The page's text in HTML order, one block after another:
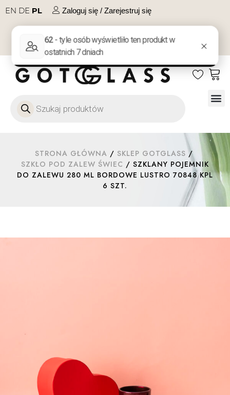
EN DE PL Zaloguj się / Zarejestruj się
NA PREZENT KONTAKT
STRONA GŁÓWNA / SKLEP GOTGLASS /
SZKŁO POD ZALEW ŚWIEC / SZKLANY POJEMNIK
DO ZALEWU 280 ML BORDOWE LUSTRO 70848 KPL
6 SZT.